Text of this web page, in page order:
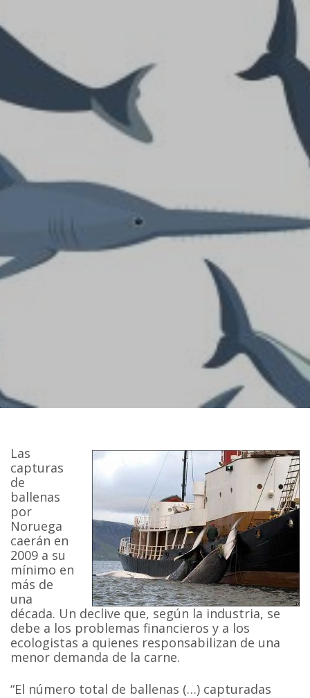
Las
capturas
de
ballenas
por
Noruega
caerán en
2009 a su
mínimo en
más de
una
década. Un declive que, según la industria, se
debe a los problemas financieros y a los
ecologistas a quienes responsabilizan de una
menor demanda de la carne.
“El número total de ballenas (…) capturadas